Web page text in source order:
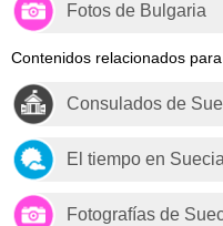
Fotos de Bulgaria
Contenidos relacionados para
Consulados de
El tiempo en Suecia
Fotografías de